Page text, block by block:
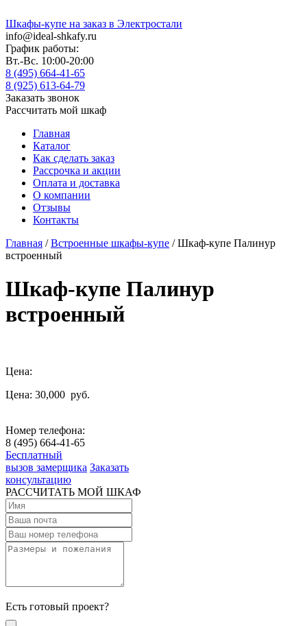
Шкафы-купе на заказ в Электростали
info@ideal-shkafy.ru
График работы:
Вт.-Вс. 10:00-20:00
8 (495) 664-41-65
8 (925) 613-64-79
Заказать звонок
Рассчитать мой шкаф
Главная
Каталог
Как сделать заказ
Рассрочка и акции
Оплата и доставка
О компании
Отзывы
Контакты
Главная /Встроенные шкафы-купе / Шкаф-купе Палинур
встроенный
Шкаф-купе Палинур
встроенный
Цена:
Цена: 30,000 руб.
Номер телефона:
8 (495) 664-41-65
Бесплатный
вызов замерщика Заказать
консультацию
РАССЧИТАТЬ МОЙ ШКАФ
Есть готовый проект?